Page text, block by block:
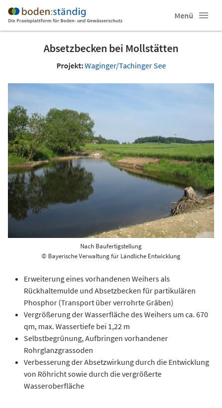
Menü
Absetzbecken bei Mollstätten
Projekt:Waginger/Tachinger See
Nach Baufertigstellung
© Bayerische Verwaltung für Ländliche Entwicklung
Erweiterung eines vorhandenen Weihers als
Rückhaltemulde und Absetzbecken für partikulären
Phosphor (Transport über verrohrte Gräben)
Vergrößerung der Wasserfläche des Weihers um ca. 670
qm, max. Wassertiefe bei 1,22 m
Selbstbegrünung, Aufbringen vorhandener
Rohrglanzgrassoden
Verbesserung der Absetzwirkung durch die Entwicklung
von Röhricht sowie durch die vergrößerte
Wasseroberfläche